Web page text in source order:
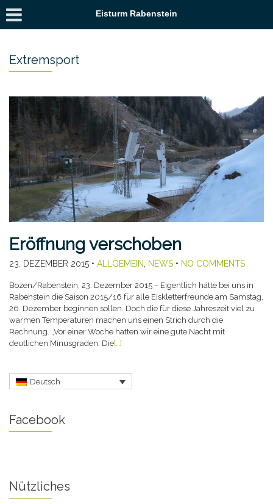
Eisturm Rabenstein
Extremsport
Eröffnung verschoben
23. DEZEMBER 2015 • ALLGEMEIN, NEWS • NO COMMENTS
Bozen/Rabenstein, 23. Dezember 2015 – Eigentlich hätte bei uns in
Rabenstein die Saison 2015/16 für alle Eiskletterfreunde am Samstag,
26. Dezember beginnen sollen. Doch die für diese Jahreszeit viel zu
warmen Temperaturen machen uns einen Strich durch die
Rechnung. „Vor einer Woche hatten wir eine gute Nacht mit
deutlichen Minusgraden. Die[…]
Deutsch
Facebook
Nützliches